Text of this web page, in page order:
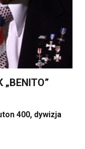
400, dywizja